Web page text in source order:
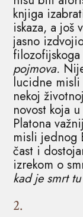
knjiga
iskaza, a još
jasno
pojmova.
lucidne misli
nekoj
novost koja
Platona
misli jednog
čast i
izrekom o
kad je smrt
2.